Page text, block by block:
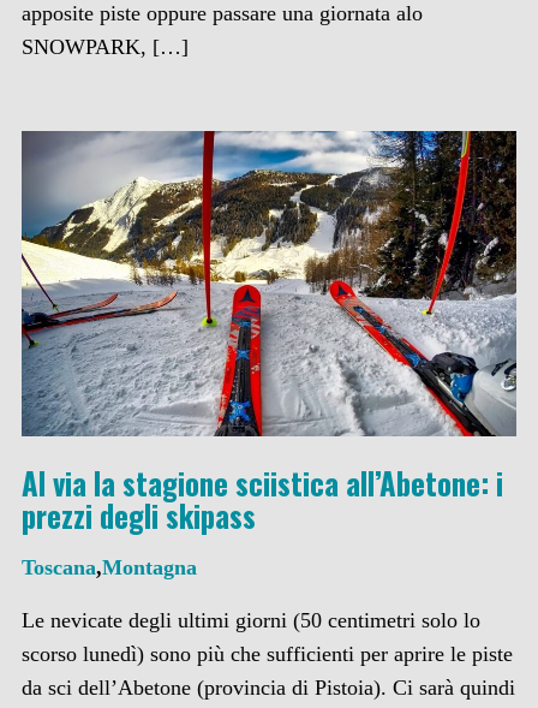
apposite piste oppure passare una giornata alo
SNOWPARK, […]
Al via la stagione sciistica all’Abetone: i
prezzi degli skipass
Toscana,Montagna
Le nevicate degli ultimi giorni (50 centimetri solo lo
scorso lunedì) sono più che sufficienti per aprire le piste
da sci dell’Abetone (provincia di Pistoia). Ci sarà quindi